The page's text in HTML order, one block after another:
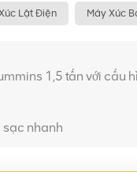
Lật Điện Máy Xúc
1,5 tấn với cấu
sạc nhanh